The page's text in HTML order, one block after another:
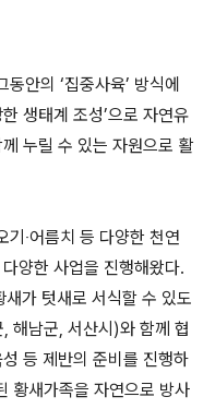
안의 ‘집중사육’ 방식에
생태계 조성’으로 자연유
누릴 수 있는 자원으로 활
‧어름치 등 다양한 천연
양한 사업을 진행해왔다.
가 텃새로 서식할 수 있도
해남군, 서산시)와 함께 협
등 제반의 준비를 진행하
황새가족을 자연으로 방사